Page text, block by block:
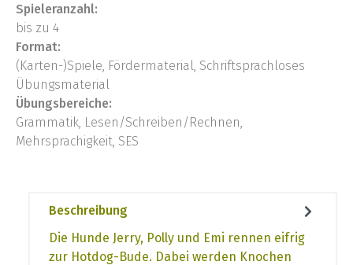
Spieleranzahl:
bis zu 4
Format:
(Karten-)Spiele, Fördermaterial, Schriftsprachloses
Übungsmaterial
Übungsbereiche:
Grammatik, Lesen/Schreiben/Rechnen,
Mehrsprachigkeit, SES
Beschreibung
Die Hunde Jerry, Polly und Emi rennen eifrig
zur Hotdog-Bude. Dabei werden Knochen